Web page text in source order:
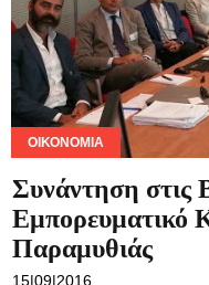
ΟΙΚΟΝΟΜΊΑ
Συνάντηση στις
Εμπορευματικό
Παραμυθιάς
15|09|2016